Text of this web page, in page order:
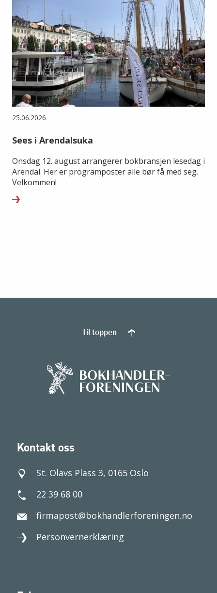
25.06.2026
Sees i Arendalsuka
Onsdag 12. august arrangerer bokbransjen lesedag i
Arendal. Her er programposter alle bør få med seg.
Velkommen!
Kontakt oss
St. Olavs Plass 3, 0165 Oslo
22 39 68 00
firmapost@bokhandlerforeningen.no
Personvernerklæring
Til toppen